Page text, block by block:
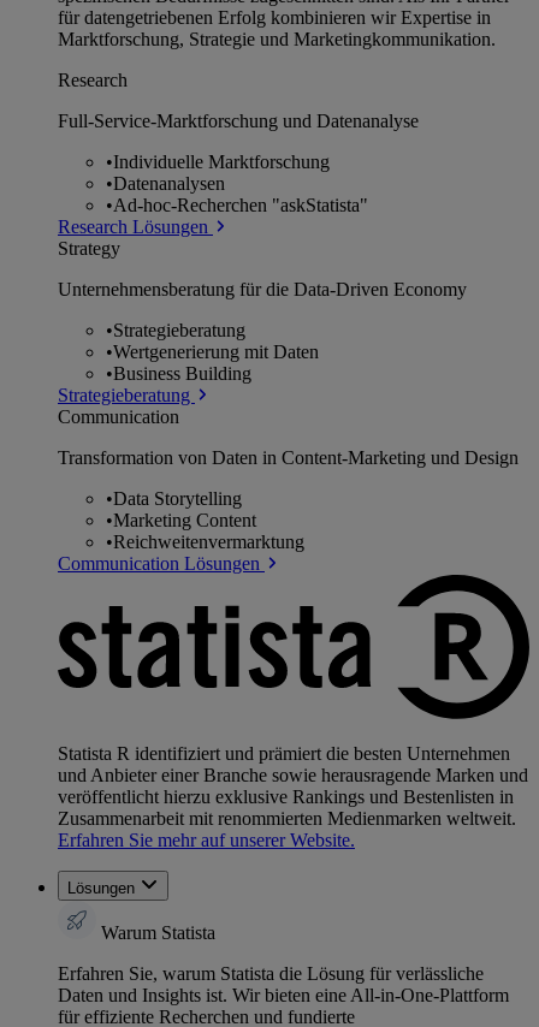
für datengetriebenen Erfolg kombinieren wir Expertise in
Marktforschung, Strategie und Marketingkommunikation.
Research
Full-Service-Marktforschung und Datenanalyse
•Individuelle Marktforschung
•Datenanalysen
•Ad-hoc-Recherchen "askStatista"
Research Lösungen
Strategy
Unternehmens­beratung für die Data-Driven Economy
•Strategieberatung
•Wertgenerierung mit Daten
•Business Building
Strategieberatung
Communication
Transformation von Daten in Content-Marketing und Design
•Data Storytelling
•Marketing Content
•Reichweitenvermarktung
Communication Lösungen
Statista R identifiziert und prämiert die besten Unternehmen
und Anbieter einer Branche sowie herausragende Marken und
veröffentlicht hierzu exklusive Rankings und Bestenlisten in
Zusammenarbeit mit renommierten Medienmarken weltweit.
Erfahren Sie mehr auf unserer Website.
Lösungen
Warum Statista
Erfahren Sie, warum Statista die Lösung für verlässliche
Daten und Insights ist. Wir bieten eine All-in-One-Plattform
für effiziente Recherchen und fundierte